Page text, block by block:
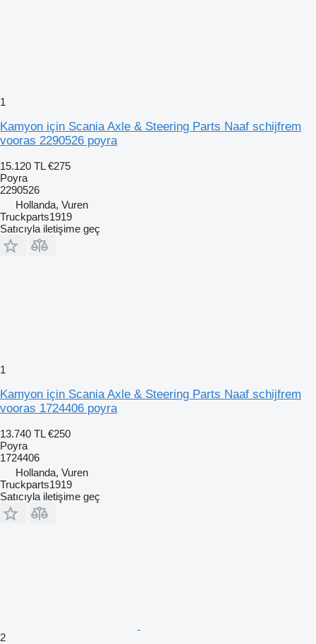
1
Kamyon için Scania Axle & Steering Parts Naaf schijfrem
vooras 2290526 poyra
15.120 TL €275
Poyra
2290526
Hollanda, Vuren
Truckparts1919
Satıcıyla iletişime geç
1
Kamyon için Scania Axle & Steering Parts Naaf schijfrem
vooras 1724406 poyra
13.740 TL €250
Poyra
1724406
Hollanda, Vuren
Truckparts1919
Satıcıyla iletişime geç
2